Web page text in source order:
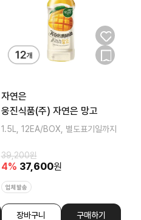
자연은
웅진식품(주) 자연은 망고
1.5L, 12EA/BOX, 별도표기일까지
39,200원
4% 37,600원
업체발송
장바구니 구매하기